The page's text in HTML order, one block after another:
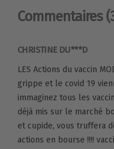
Commentaires
CHRISTINE DU***D
LES Actions du vaccin
grippe et le covid 19
immaginez tous les
déjà mis sur le marché
et cupide, vous truffera
actions en bourse !!!!